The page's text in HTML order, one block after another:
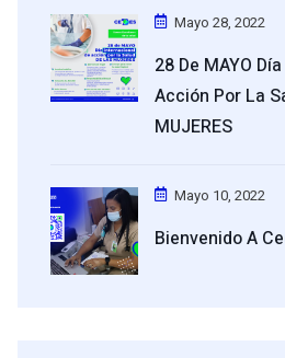
Mayo 28, 2022
28 De MAYO
Acción Por La
MUJERES
Mayo 10, 2022
Bienvenido A